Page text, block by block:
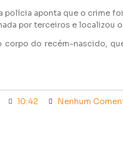
polícia aponta que o crime
por terceiros e localizou
corpo do recém-nascido,
10:42 Nenhum